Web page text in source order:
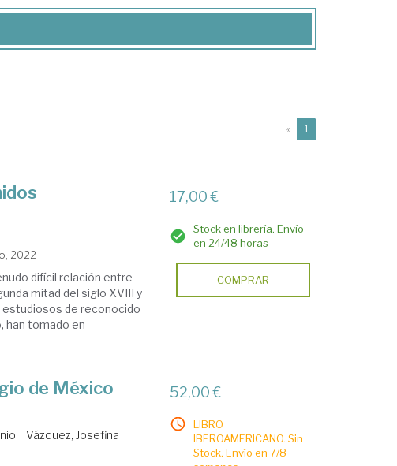
« 1
2022
difícil relación entre
mitad del siglo XVIII y
de reconocido
han tomado en
17,00 €
Stock en librería. Envío
en 24/48 horas
COMPRAR
de México
Vázquez, Josefina
52,00 €
LIBRO
IBEROAMERICANO. Sin
Stock. Envío en 7/8